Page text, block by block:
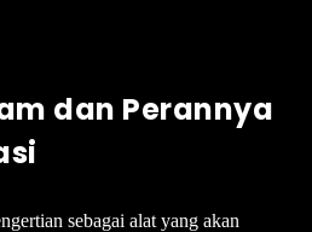
dan Perannya
sebagai alat yang akan